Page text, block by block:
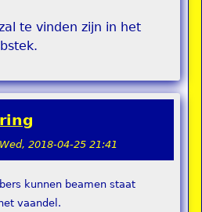
te vinden zijn in het
Wed, 2018-04-25 21:41
kunnen beamen staat
vaandel.